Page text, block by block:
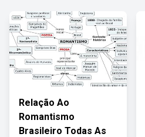
Relação Ao
Romantismo
Brasileiro Todas As